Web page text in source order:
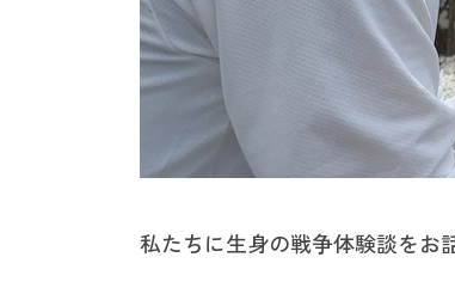
私たちに生身の戦争体験談をお